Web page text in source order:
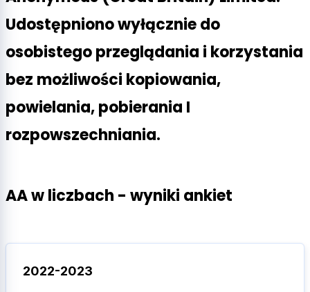
Udostępniono wyłącznie do
osobistego przeglądania i korzystania
bez możliwości kopiowania,
powielania, pobierania I
rozpowszechniania.
AA w liczbach - wyniki ankiet
2022-2023